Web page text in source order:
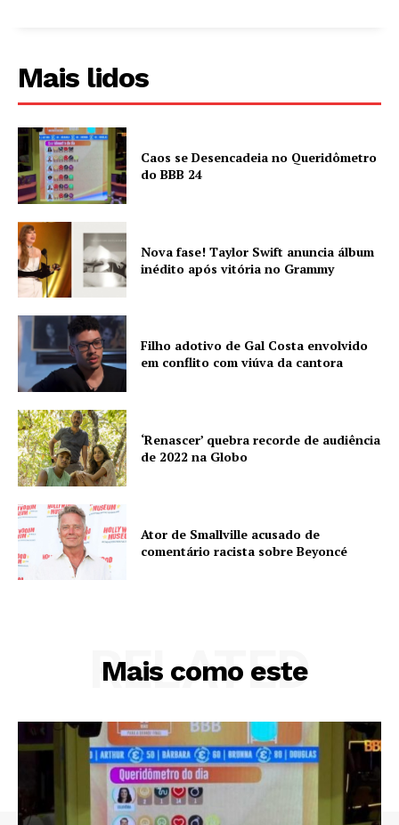
Mais lidos
Caos se Desencadeia no Queridômetro
do BBB 24
Nova fase! Taylor Swift anuncia álbum
inédito após vitória no Grammy
Filho adotivo de Gal Costa envolvido
em conflito com viúva da cantora
‘Renascer’ quebra recorde de audiência
de 2022 na Globo
Ator de Smallville acusado de
comentário racista sobre Beyoncé
Mais como este
RELATED